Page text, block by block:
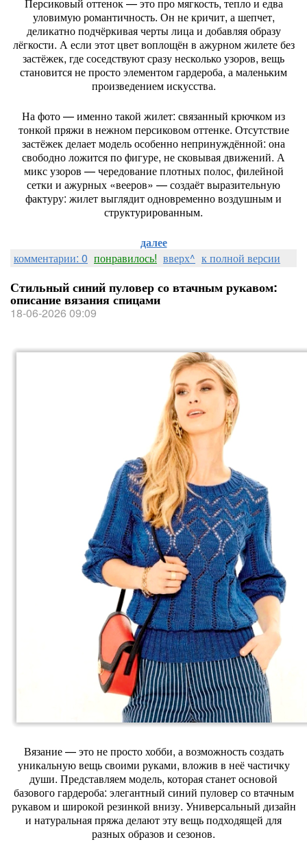
уловимую романтичность. Он не кричит, а шепчет,
деликатно подчёркивая черты лица и добавляя образу
лёгкости. А если этот цвет воплощён в ажурном жилете без
застёжек, где соседствуют сразу несколько узоров, вещь
становится не просто элементом гардероба, а маленьким
произведением искусства.
На фото — именно такой жилет: связанный крючком из
тонкой пряжи в нежном персиковом оттенке. Отсутствие
застёжек делает модель особенно непринуждённой: она
свободно ложится по фигуре, не сковывая движений. А
микс узоров — чередование плотных полос, филейной
сетки и ажурных «вееров» — создаёт выразительную
фактуру: жилет выглядит одновременно воздушным и
структурированным.
далее
комментарии: 0 понравилось! вверх^ к полной версии
Стильный синий пуловер со втачным рукавом:
описание вязания спицами
18-06-2026 09:09
Вязание— этонепростохобби, авозможностьсоздать
уникальнуювещьсвоими руками, вложив в неёчастичку
души. Представляеммодель, котораястанетосновой
базовогогардероба: элегантный синий пуловерсовтачным
рукавоми широкой резинкой внизу. Универсальный дизайн
и натуральнаяпряжаделаютэтувещьподходящей для
разныхобразов и сезонов.